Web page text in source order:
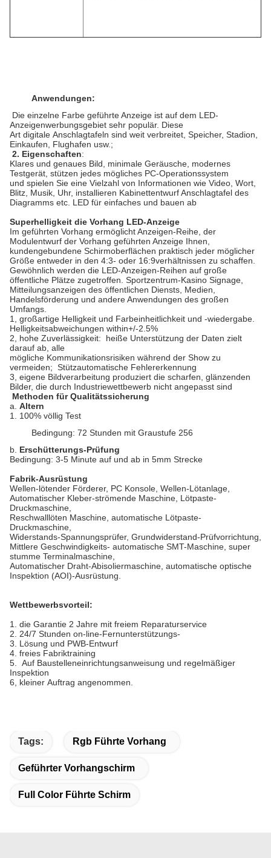
Anwendungen:
Die einzelne Farbe geführte Anzeige ist auf dem LED-
Anzeigenwerbungsgebiet sehr populär. Diese
Art digitale Anschlagtafeln sind weit verbreitet, Speicher, Stadion,
Einkaufen, Flughafen usw.;
2. Eigenschaften:
Klares und genaues Bild, minimale Geräusche, modernes
Testgerät, stützen jedes mögliches PC-Operationssystem
und spielen Sie eine Vielzahl von Informationen wie Video, Wort,
Blitz, Musik, Uhr, installieren Kabinettentwurf Anschlagtafel des
Diagramms etc. LED für einfaches und bauen ab
Superhelligkeit die Vorhang LED-Anzeige
Im geführten Vorhang ermöglicht Anzeigen-Reihe, der
Modulentwurf der Vorhang geführten Anzeige Ihnen,
kundengebundene Schirmoberflächen praktisch jeder möglicher
Größe entweder in den 4:3- oder 16:9verhältnissen zu schaffen.
Gewöhnlich werden die LED-Anzeigen-Reihen auf große
öffentliche Plätze zugetroffen. Sportzentrum-Kasino Signage,
Mitteilungsanzeigen des öffentlichen Diensts, Medien,
Handelsförderung und andere Anwendungen des großen
Umfangs.
1, großartige Helligkeit und Farbeinheitlichkeit und -wiedergabe.
Helligkeitsabweichungen within+/-2.5%
2, hohe Zuverlässigkeit: heiße Unterstützung der Daten zielt
darauf ab, alle
mögliche Kommunikationsrisiken während der Show zu
vermeiden; Stützautomatische Fehlererkennung
3, eigene Bildverarbeitung produziert die scharfen, glänzenden
Bilder, die durch Industriewettbewerb nicht angepasst sind
Methoden für Qualitätssicherung
a. Altern
1. 100% völlig Test
Bedingung: 72 Stunden mit Graustufe 256
b. Erschütterungs-Prüfung
Bedingung: 3-5 Minute auf und ab in 5mm Strecke
Fabrik-Ausrüstung
Wellen-lötender Förderer, PC Konsole, Wellen-Lötanlage,
Automatischer Kleber-strömende Maschine, Lötpaste-
Druckmaschine,
Reschwalllöten Maschine, automatische Lötpaste-
Druckmaschine,
Widerstands-Spannungsprüfer, Grundwiderstand-Prüfvorrichtung,
Mittlere Geschwindigkeits- automatische SMT-Maschine, super
stumme Terminalmaschine,
Automatischer Draht-Abisoliermaschine, automatische optische
Inspektion (AOI)-Ausrüstung.
Wettbewerbsvorteil:
1. die Garantie 2 Jahre mit freiem Reparaturservice
2. 24/7 Stunden on-line-Fernunterstützungs-
3. Lösung und PWB-Entwurf
4. freies Fabriktraining
5. Auf Baustelleneinrichtungsanweisung und regelmäßiger
Inspektion
6, kleiner Auftrag angenommen.
Tags: Rgb Führte Vorhang
Geführter Vorhangschirm
Full Color Führte Schirm